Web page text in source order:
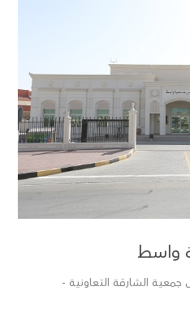
واسط
الشارقة التعاونية -